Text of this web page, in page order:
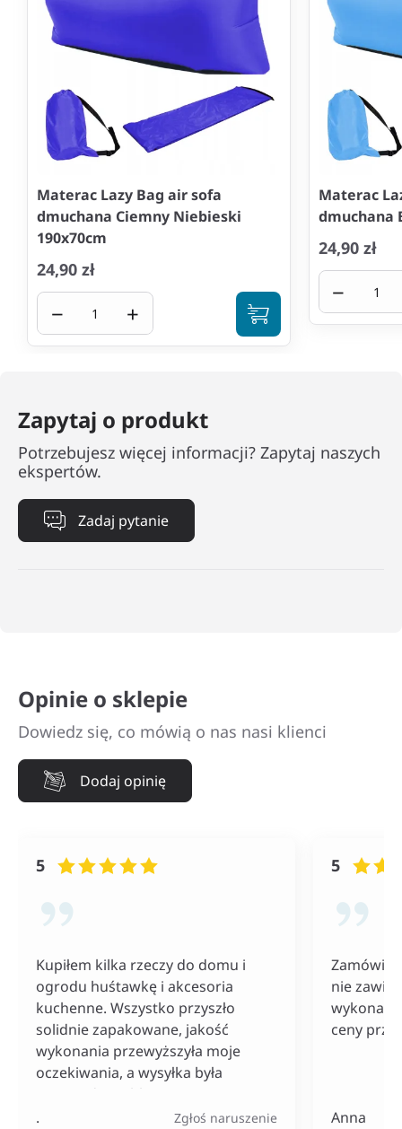
Materac Lazy Bag air sofa
dmuchana Ciemny Niebieski
190x70cm
24,90 zł
− +
Materac
dmuchana
24,90 zł
−
Zapytaj o produkt
Potrzebujesz więcej informacji? Zapytaj naszych
ekspertów.
Zadaj pytanie
Opinie o sklepie
Dowiedz się, co mówią o nas nasi klienci
Dodaj opinię
5
Kupiłem kilka rzeczy do domu i
ogrodu huśtawkę i akcesoria
kuchenne. Wszystko przyszło
solidnie zapakowane, jakość
wykonania przewyższyła moje
oczekiwania, a wysyłka była
naprawdę szybka. Do tego ceny
bardzo konkurencyjne, szczególnie
. Zgłoś naruszenie
5
nie
ceny
Anna